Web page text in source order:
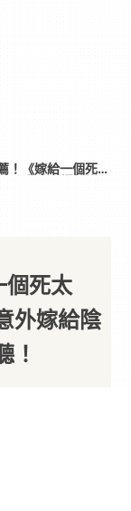
！《嫁給一個死太
個死太
外嫁給陰
！